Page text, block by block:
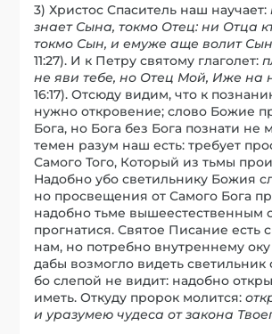
3) Христос Спаситель наш научает:
знает Сына, токмо Отец: ни Отца
токмо Сын, и емуже аще волит
11:27). И к Петру святому глаголет:
не яви тебе, но Отец Мой, Иже на
16:17). Отсюду видим, что к
нужно откровение; слово Божие
Бога, но Бога без Бога познати не
темен разум наш есть: требует
Самого Того, Который из тьмы
Надобно убо светильнику Божия
но просвещения от Самого Бога
надобно тьме вышеестественным
прогнатися. Святое Писание есть
нам, но потребно внутреннему
дабы возмогло видеть
бо слепой не видит: надобно
иметь. Откуду пророк молится:
и уразумею чудеса от закона